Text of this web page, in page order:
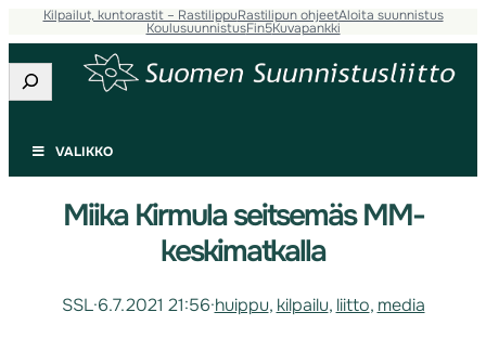
Kilpailut, kuntorastit – RastilippuRastilipun ohjeetAloita suunnistus
KoulusuunnistusFin5Kuvapankki
Etsi
VALIKKO
Miika Kirmula seitsemäs MM-
keskimatkalla
SSL·6.7.2021 21:56·huippu, kilpailu, liitto, media